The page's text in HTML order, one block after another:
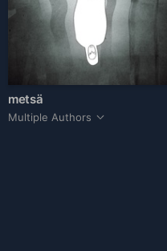
metsä
Multiple Authors